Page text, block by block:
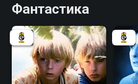
Фантастика